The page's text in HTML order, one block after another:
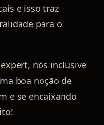
e isso traz
para o
nós inclusive
boa noção de
e se encaixando